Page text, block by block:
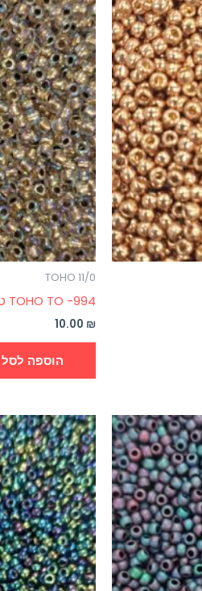
TOHO 11/0
994- TOHO TO טוהו מעורב זהבי 11/0
10.00 ₪
הוספה לסל